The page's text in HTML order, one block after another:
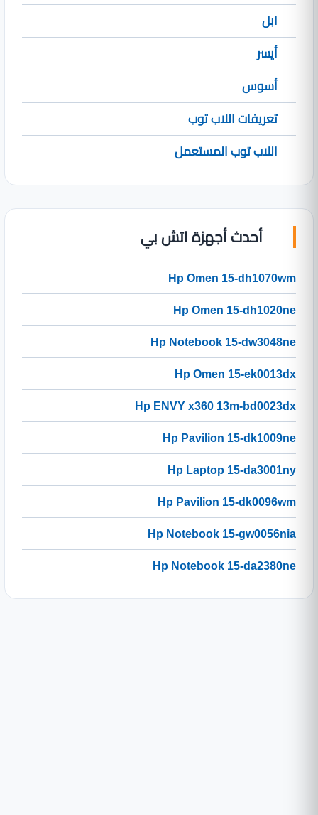
ابل
أيسر
أسوس
تعريفات اللاب توب
اللاب توب المستعمل
أحدث أجهزة اتش بي
Hp Omen 15-dh1070wm
Hp Omen 15-dh1020ne
Hp Notebook 15-dw3048ne
Hp Omen 15-ek0013dx
Hp ENVY x360 13m-bd0023dx
Hp Pavilion 15-dk1009ne
Hp Laptop 15-da3001ny
Hp Pavilion 15-dk0096wm
Hp Notebook 15-gw0056nia
Hp Notebook 15-da2380ne